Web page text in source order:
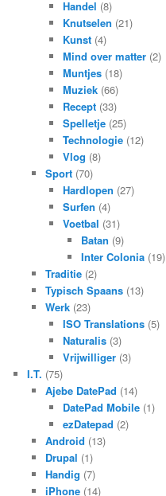
Handel (8)
Knutselen (21)
Kunst (4)
Mind over matter (2)
Muntjes (18)
Muziek (66)
Recept (33)
Spelletje (25)
Technologie (12)
Vlog (8)
Sport(70)
Hardlopen (27)
Surfen (4)
Voetbal (31)
Batan (9)
Inter Colonia(19)
Traditie(2)
Typisch Spaans(13)
Werk(23)
ISO Translations (5)
Naturalis (3)
Vrijwilliger (3)
I.T. (75)
Ajebe DatePad (14)
DatePad Mobile (1)
ezDatepad (2)
Android (13)
Drupal (1)
Handig (7)
iPhone(14)